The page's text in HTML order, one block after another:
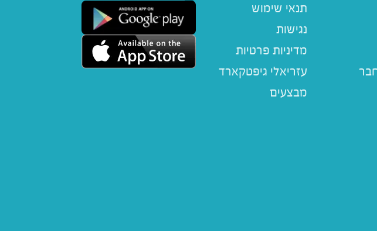
תנאי שימוש
נגישות
מדיניות פרטיות
עזריאלי גיפטקארד
מבצעים